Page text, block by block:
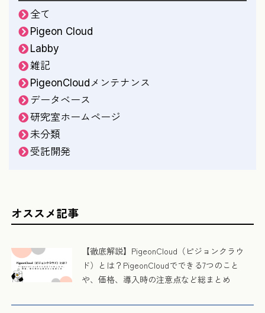
全て
Pigeon Cloud
Labby
雑記
PigeonCloudメンテナンス
データベース
研究室ホームページ
未分類
受託開発
オススメ記事
【徹底解説】PigeonCloud（ピジョンクラウ
ド）とは？PigeonCloudでできる7つのこと
や、価格、導入時の注意点など総まとめ